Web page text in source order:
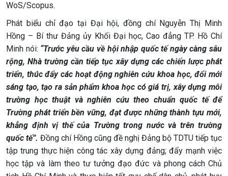
WoS/Scopus.
Phát biểu chỉ đạo tại Đại hội, đồng chí Nguyễn Thị Minh
Hồng – Bí thư Đảng ủy Khối Đại học, Cao đẳng TP. Hồ Chí
Minh nói: “Trước yêu cầu về hội nhập quốc tế ngày càng sâu
rộng, Nhà trường cần tiếp tục xây dựng các chiến lược phát
triển, thúc đẩy các hoạt động nghiên cứu khoa học, đổi mới
sáng tạo, tạo ra sản phẩm khoa học có giá trị, xây dựng môi
trường học thuật và nghiên cứu theo chuẩn quốc tế để
Trường phát triển bền vững, đạt được những thành tựu mới,
khẳng định vị thế của Trường trong nước và trên trường
quốc tế”. Đồng chí Hồng cũng đề nghị Đảng bộ TDTU tiếp tục
tập trung thực hiện công tác xây dựng đảng; đẩy mạnh việc
học tập và làm theo tư tưởng đạo đức và phong cách Chủ